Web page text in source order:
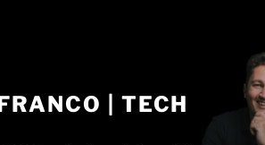
| TECH